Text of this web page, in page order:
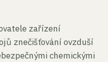
zařízení
znečišťování ovzduší
chemickými